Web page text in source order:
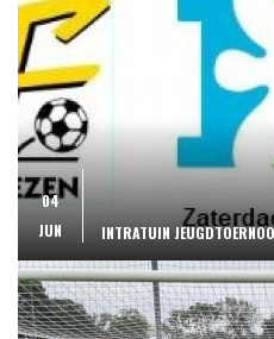
04
JUN
INTRATUIN